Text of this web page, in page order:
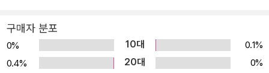
활 불타오르는 용광로는 왜 바닷가에만 있는지 등 한국 지리의 모든
것이 말을 한다. 그래서 이 책은 초등 어린이들을 위한 한국 지리 입문
서로 제격이다. 지리가 멀리 있는 어려운 지식이 아니라, 내 주변에서
구매자 분포
0% 10대
0.1%
0.4%
20대
0%